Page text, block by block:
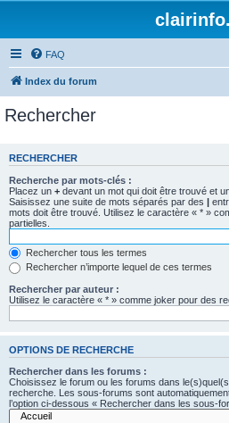
FAQ
Index du forum
Rechercher
RECHERCHER
Recherche par mots-clés :
Placez un + devant un mot qui doit être trouvé et
Saisissez une suite de mots séparés par des |
mots doit être trouvé. Utilisez le caractère « * »
partielles.
Rechercher tous les termes
Rechercher n’importe lequel de ces termes
Rechercher par auteur :
Utilisez le caractère « * » comme joker pour des
OPTIONS DE RECHERCHE
Rechercher dans les forums :
Choisissez le forum ou les forums dans
recherche. Les sous-forums sont
l’option ci-dessous « Rechercher dans les sous-